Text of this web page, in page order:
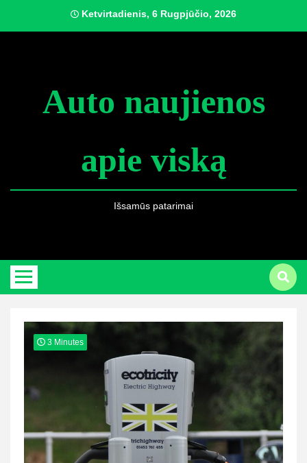
content
Ketvirtadienis, 6 Rugpjūčio, 2026
Auto naujienos
apie viską
Išsamūs patarimai
3 Minutes